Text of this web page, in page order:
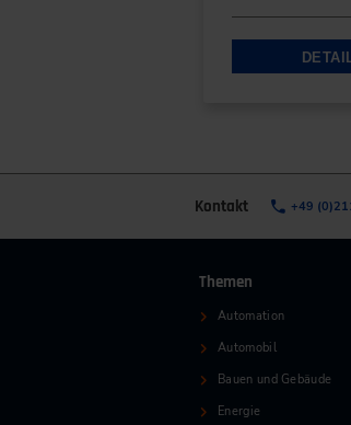
Kontakt +49
Themen
Automation
Automobil
Bauen und Gebäude
Energie